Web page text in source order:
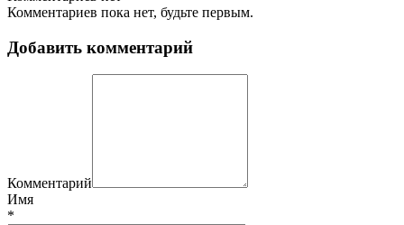
Комментариев пока нет, будьте первым.
Добавить комментарий
Комментарий
Имя
*